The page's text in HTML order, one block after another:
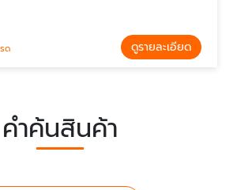
ด ดูรายละเอียด
คำค้นสินค้า